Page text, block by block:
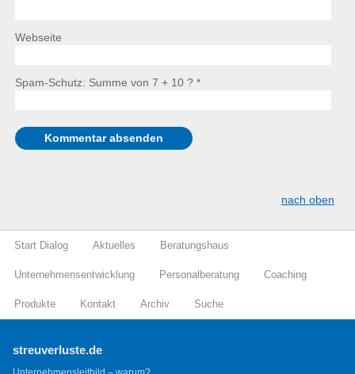
Webseite
Spam-Schutz: Summe von 7 + 10 ? *
nach oben
Start Dialog Aktuelles Beratungshaus
Unternehmensentwicklung Personalberatung Coaching
Produkte Kontakt Archiv Suche
streuverluste.de